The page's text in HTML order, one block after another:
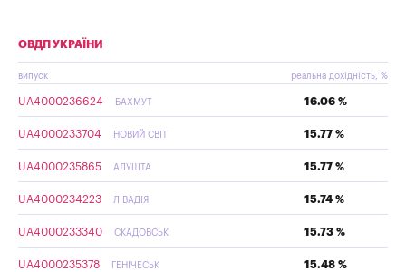
ОВДП УКРАЇНИ
випуск реальна дохідність, %
UA4000236624 БАХМУТ 16.06 %
UA4000233704 НОВИЙ СВІТ 15.77 %
UA4000235865 АЛУШТА 15.77 %
UA4000234223 ЛІВАДІЯ 15.74 %
UA4000233340 СКАДОВСЬК 15.73 %
UA4000235378 ГЕНІЧЕСЬК 15.48 %